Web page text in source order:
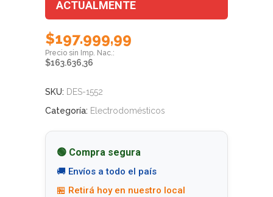
ACTUALMENTE
$197.999,99
$163.636,36
SKU: DES-1552
Categoría: Electrodomésticos
🟢 Compra segura
🚚 Envíos a todo el país
🏪 Retirá hoy en nuestro local